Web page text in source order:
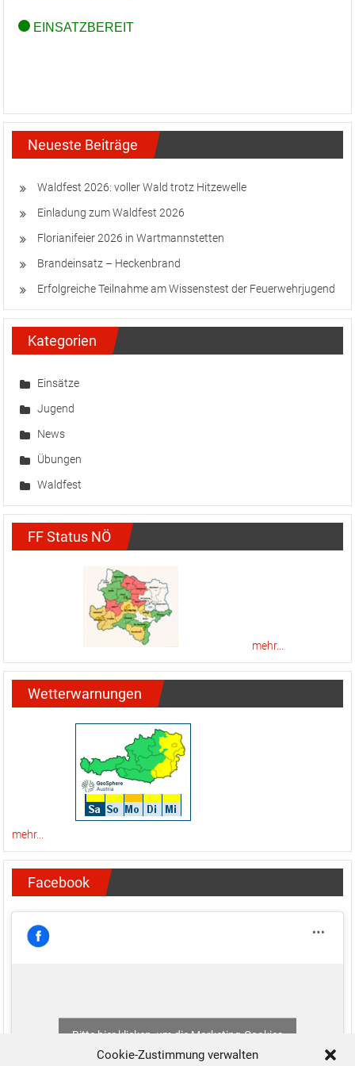
Cookie-Zustimmung verwalten
Neueste Beiträge
Waldfest 2026: voller Wald trotz Hitzewelle
Einladung zum Waldfest 2026
Florianifeier 2026 in Wartmannstetten
Brandeinsatz – Heckenbrand
Erfolgreiche Teilnahme am Wissenstest der Feuerwehrjugend
Kategorien
Einsätze
Jugend
News
Übungen
Waldfest
FF Status NÖ
mehr...
Wetterwarnungen
mehr...
Facebook
Bitte hier klicken, um die Marketing-Cookies
zu akzeptieren und diesen Inhalt zu aktivieren